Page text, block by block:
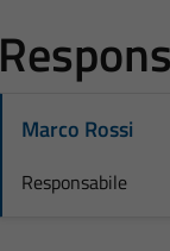
Marco Rossi
Responsabile